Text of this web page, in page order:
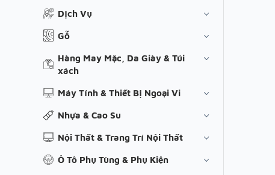
Dịch Vụ
Gỗ
Hàng May Mặc, Da Giày & Túi
xách
Máy Tính & Thiết Bị Ngoại Vi
Nhựa & Cao Su
Nội Thất & Trang Trí Nội Thất
Ô Tô Phụ Tùng & Phụ Kiện